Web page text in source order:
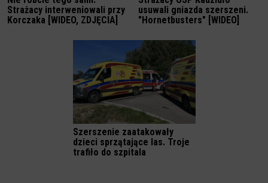
Strażacy interweniowali przy
Korczaka [WIDEO, ZDJĘCIA]
usuwali gniazda szerszeni.
"Hornetbusters" [WIDEO]
Szerszenie zaatakowały
dzieci sprzątające las. Troje
trafiło do szpitala